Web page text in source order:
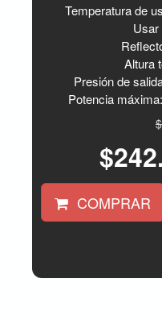
Temperatura de
Altura
Presión de
Potencia
COMPRAR